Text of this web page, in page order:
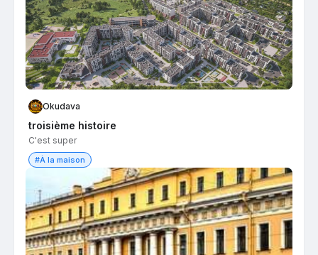
Okudava
troisième histoire
C'est super
#À la maison